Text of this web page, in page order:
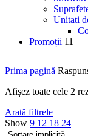
Unitati
Promoții 11
Prima pagină
Afișez toate cele 2
Arată filtrele
Show 9 12 18 24